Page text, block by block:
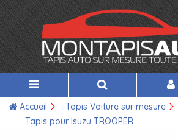
Accueil Tapis Voiture sur mesure
Tapis pour Isuzu TROOPER